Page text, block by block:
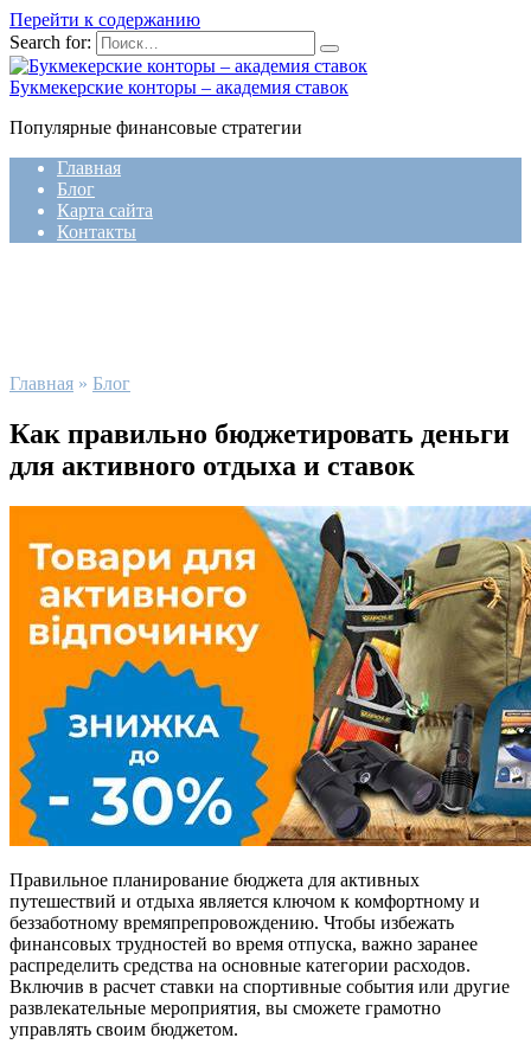
Перейти к содержанию
Search for:
Букмекерские конторы – академия ставок
Популярные финансовые стратегии
Главная
Блог
Карта сайта
Контакты
Главная » Блог
Как правильно бюджетировать деньги
для активного отдыха и ставок
Правильное планирование бюджета для активных
путешествий и отдыха является ключом к комфортному и
беззаботному времяпрепровождению. Чтобы избежать
финансовых трудностей во время отпуска, важно заранее
распределить средства на основные категории расходов.
Включив в расчет ставки на спортивные события или другие
развлекательные мероприятия, вы сможете грамотно
управлять своим бюджетом.